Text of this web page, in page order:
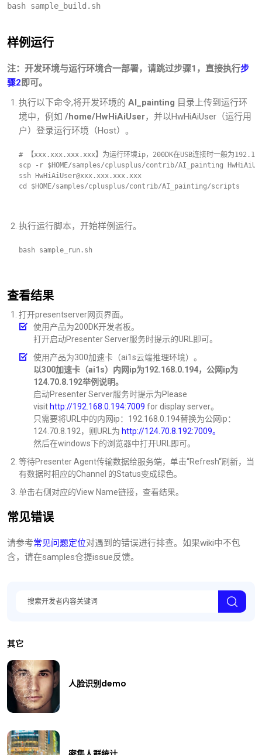
bash sample_build.sh
样例运行
注：开发环境与运行环境合一部署，请跳过步骤1，直接执行步
骤2即可。
执行以下命令,将开发环境的 AI_painting 目录上传到运行环
境中，例如 /home/HwHiAiUser，并以HwHiAiUser（运行用
户）登录运行环境（Host）。
# 【xxx.xxx.xxx.xxx】为运行环境ip，200DK在USB连接时一般为
scp -r $HOME/samples/cplusplus/contrib/AI_painting
ssh HwHiAiUser@xxx.xxx.xxx.xxx
cd $HOME/samples/cplusplus/contrib/AI_painting/scripts
执行运行脚本，开始样例运行。
bash sample_run.sh
查看结果
打开presentserver网页界面。
使用产品为200DK开发者板。
打开启动Presenter Server服务时提示的URL即可。
使用产品为300加速卡（ai1s云端推理环境）。
以300加速卡（ai1s）内网ip为192.168.0.194，公网ip为
124.70.8.192举例说明。
启动Presenter Server服务时提示为Please
visit http://192.168.0.194:7009 for display server。
只需要将URL中的内网ip：192.168.0.194替换为公网ip：
124.70.8.192，则URL为 http://124.70.8.192:7009。
然后在windows下的浏览器中打开URL即可。
等待Presenter Agent传输数据给服务端，单击“Refresh“刷新，当
有数据时相应的Channel 的Status变成绿色。
单击右侧对应的View Name链接，查看结果。
常见错误
请参考常见问题定位对遇到的错误进行排查。如果wiki中不包
含，请在samples仓提issue反馈。
其它
人脸识别demo